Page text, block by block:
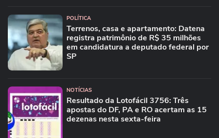
POLÍTICA
Terrenos, casa e apartamento: Datena
registra patrimônio de R$ 35 milhões
em candidatura a deputado federal por
SP
NOTÍCIAS
Resultado da Lotofácil 3756: Três
apostas do DF, PA e RO acertam as 15
dezenas nesta sexta-feira